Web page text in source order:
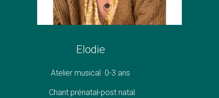
Elodie
Atelier musical 0-3 ans
Chant prénatal-post natal